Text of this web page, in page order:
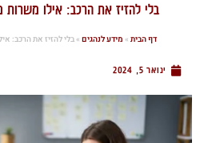
בלי להזיז את הרכב: אילו
דף הבית » מידע לנהגים »בלי להזיז את הרכב:
ינואר 5, 2024